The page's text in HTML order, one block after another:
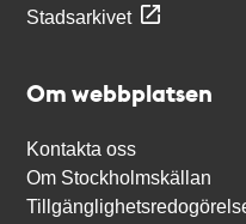
Stadsarkivet
Om webbplatsen
Kontakta oss
Om Stockholmskällan